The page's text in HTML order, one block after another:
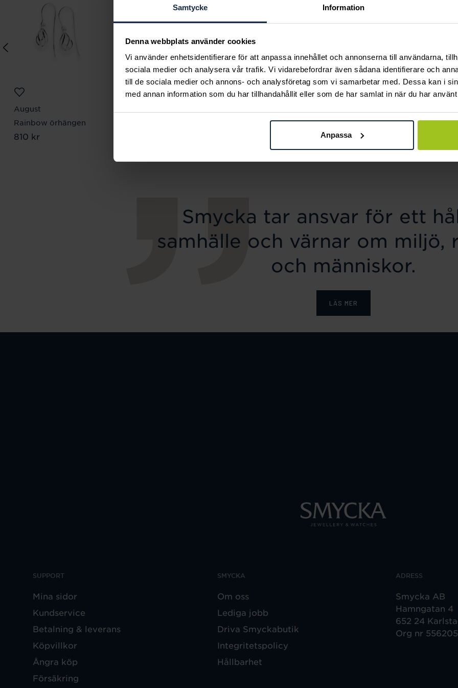
Samtycke Information
Denna webbplats använder cookies
Vi använder enhetsidentifierare för att anpassa innehållet och annonserna till användarna,
sociala medier och analysera vår trafik. Vi vidarebefordrar även sådana identifierare och
till de sociala medier och annons- och analysföretag som vi samarbetar med. Dessa kan i
med annan information som du har tillhandahållit eller som de har samlat in när du har
Anpassa
August
Rainbow örhängen
Pris :810 kr
810 kr
Pearl örhängen
Shiny stiftörhängen
Pris
360 kr
Smycka tar ansvar för ett
samhälle och värnar om miljö,
och människor.
LÄS MER
SUPPORT
Mina sidor
Kundservice
Betalning & leverans
Köpvillkor
Ångra köp
Försäkring
SMYCKA
Om oss
Lediga jobb
Driva Smyckabutik
Integritetspolicy
Hållbarhet
ADRESS
Smycka AB
Hamngatan 4
652 24
Org nr